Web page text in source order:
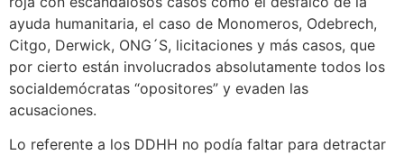
ayuda humanitaria, el caso de Monomeros, Odebrech,
Citgo, Derwick, ONG´S, licitaciones y más casos, que
por cierto están involucrados absolutamente todos los
socialdemócratas “opositores” y evaden las
acusaciones.
Lo referente a los DDHH no podía faltar para detractar